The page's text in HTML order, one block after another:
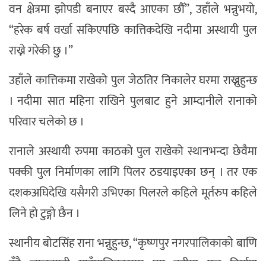
वन क्षेत्रमा झोपडी बनाएर बस्दै आएका छौँ”, उहाँले भन्नुभयो,
“हरेक बर्ष वर्खा सकिएपछि कात्तिकदेखि नदीमा अस्थायी पुल
राख्ने गरेकी छु ।”
उहाँले कात्तिकमा राखेको पुल जेठतिर निकालेर घरमा राख्नुहुन्छ
। नदीमा सात महिना राखिने पुलबाट हुने आम्दानीले रानाको
परिवार चलेको छ ।
रानाले अस्थायी रुपमा काठको पुल राखेको स्थानभन्दा छेवैमा
पक्की पुल निर्माणका लागि पिलर ठडयाइएका छन् । तर एक
दशकअघिदेखि यसैगरी उभिएका पिलरले कहिले मूर्तरुप कहिले
लिने हो टुङ्गो छैन ।
स्थानीय बोटसिंह राना भन्नुहुन्छ, “कृष्णपुर नगरपालिकाको बाणि